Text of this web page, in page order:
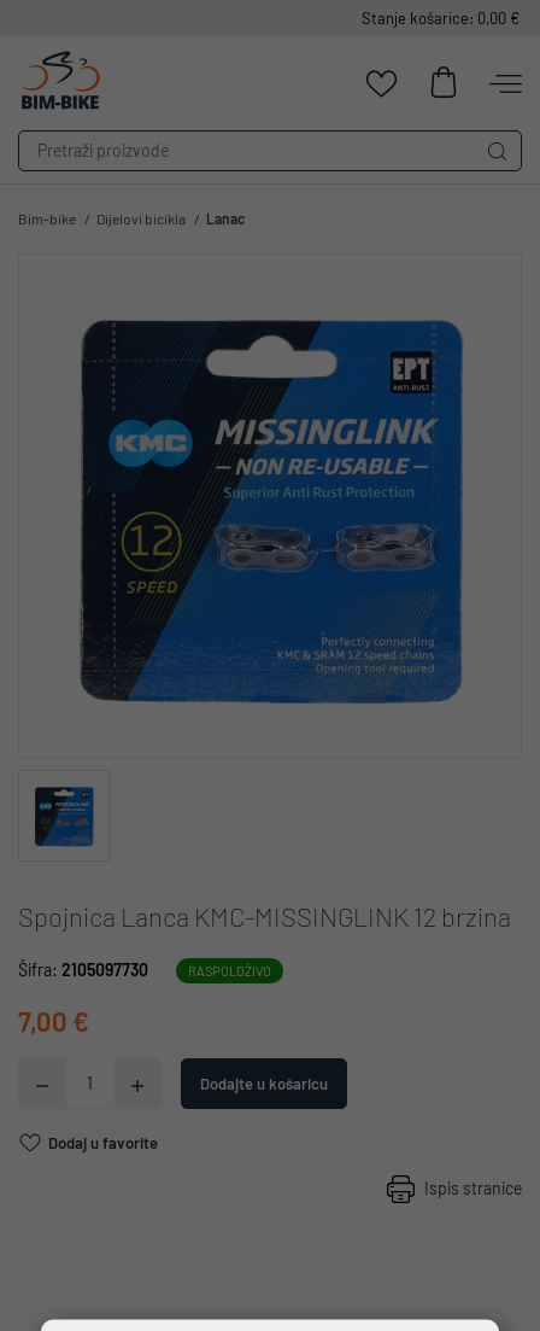
Stanje košarice: 0,00 €
Bim-bike Dijelovi bicikla Lanac
Spojnica Lanca KMC-MISSINGLINK 12 brzina
Šifra: 2105097730 RASPOLOŽIVO
7,00 €
Dodajte u košaricu
Dodaj u favorite
Ispis stranice